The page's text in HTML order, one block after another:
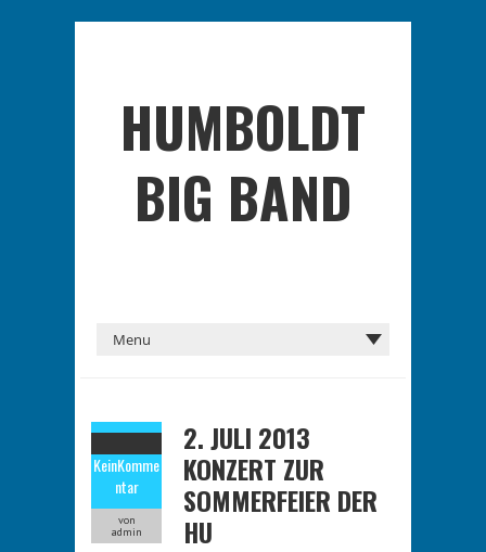
HUMBOLDT
BIG BAND
KeinKomme
ntar
von
admin
2. JULI 2013
KONZERT ZUR
SOMMERFEIER DER
HU